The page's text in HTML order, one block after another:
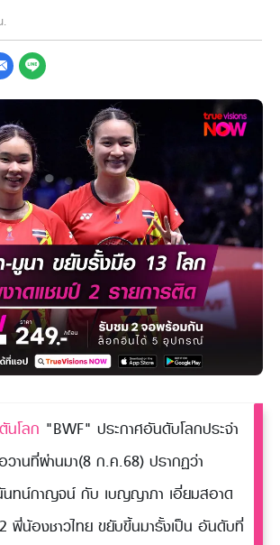
หรับผู้ประกอบการ
ายการ
.
นโลก "BWF" ประกาศอันดับโลกประจำ
วานที่ผ่านมา(8 ก.ค.68) ปรากฏว่า
ทน์กาญจน์ กับ เบญญาภา เอี่ยมสอาด
น้องชาวไทย ขยับขึ้นมารั้งเป็น อันดับที่